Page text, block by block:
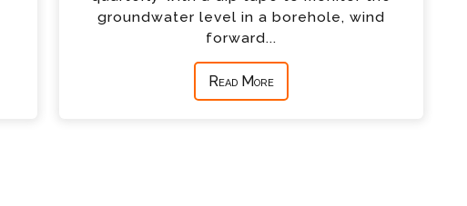
groundwater level in a borehole, wind
forward...
Read More